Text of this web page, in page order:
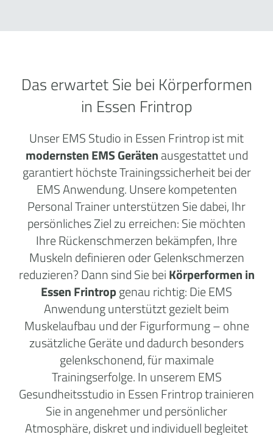
Das erwartet Sie bei Körperformen
in Essen Frintrop
Unser EMS Studio in Essen Frintrop ist mit
modernsten EMS Gerätenausgestattet und
garantiert höchste Trainingssicherheit bei der
EMS Anwendung. Unsere kompetenten
Personal Trainer unterstützen Sie dabei, Ihr
persönliches Ziel zu erreichen: Sie möchten
Ihre Rückenschmerzen bekämpfen, Ihre
Muskeln definieren oder Gelenkschmerzen
reduzieren? Dann sind Sie beiKörperformen in
Essen Frintropgenau richtig: Die EMS
Anwendung unterstützt gezielt beim
Muskelaufbau und der Figurformung – ohne
zusätzliche Geräte und dadurch besonders
gelenkschonend, für maximale
Trainingserfolge. In unserem EMS
Gesundheitsstudio in Essen Frintrop trainieren
Sie in angenehmer und persönlicher
Atmosphäre, diskret und individuell begleitet